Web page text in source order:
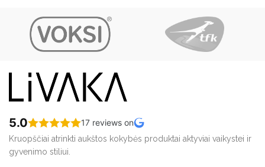
5.0 17 reviews on
Kruopščiai atrinkti aukštos kokybės produktai aktyviai vaikystei ir
gyvenimo stiliui.